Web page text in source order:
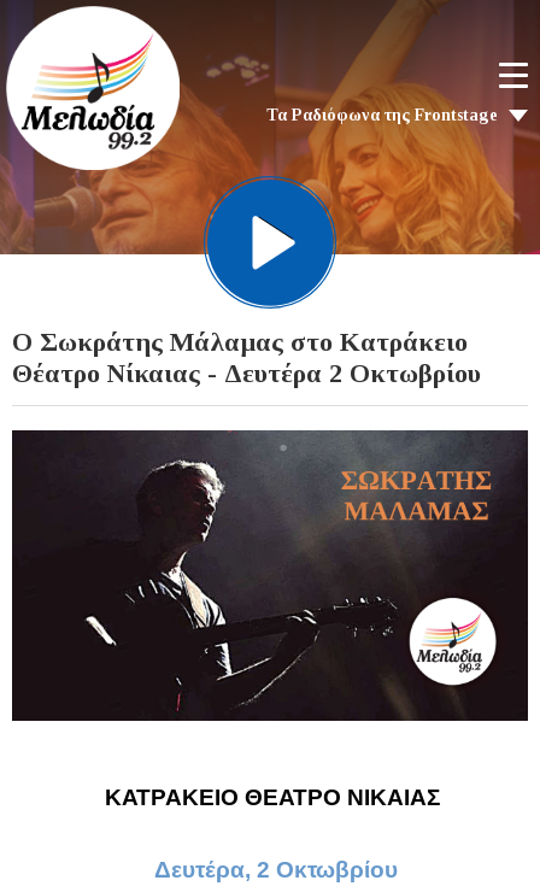
Τα Ραδιόφωνα της Frontstage
Ο Σωκράτης Μάλαμας στο Κατράκειο
Θέατρο Νίκαιας - Δευτέρα 2 Οκτωβρίου
ΚΑΤΡΑΚΕΙΟ ΘΕΑΤΡΟ ΝΙΚΑΙΑΣ
Δευτέρα, 2 Οκτωβρίου